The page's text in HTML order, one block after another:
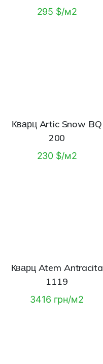
295 $/м2
Кварц Artic Snow BQ
200
230 $/м2
Кварц Atem Antracita
1119
3416 грн/м2